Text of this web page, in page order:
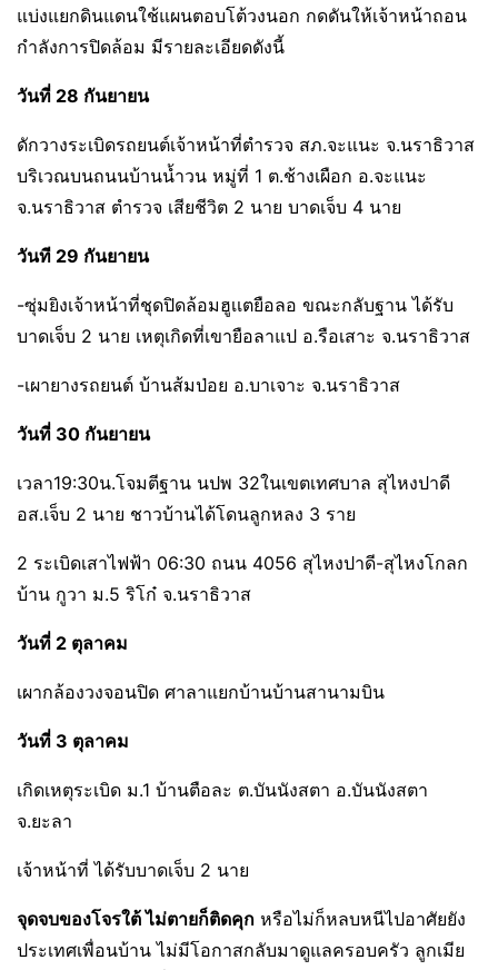
แบ่งแยกดินแดนใช้แผนตอบโต้วงนอก กดดันให้เจ้าหน้าถอน
กำลังการปิดล้อม มีรายละเอียดดังนี้
วันที่ 28 กันยายน
ดักวางระเบิดรถยนต์เจ้าหน้าที่ตำรวจ สภ.จะแนะ จ.นราธิวาส
บริเวณบนถนนบ้านน้ำวน หมู่ที่ 1 ต.ช้างเผือก อ.จะแนะ
จ.นราธิวาส ตำรวจ เสียชีวิต 2 นาย บาดเจ็บ 4 นาย
วันที 29 กันยายน
-ซุ่มยิงเจ้าหน้าที่ชุดปิดล้อมฮูเเตยือลอ ขณะกลับฐาน ได้รับ
บาดเจ็บ 2 นาย เหตุเกิดที่เขายือลาแป อ.รือเสาะ จ.นราธิวาส
-เผายางรถยนต์ บ้านส้มป่อย อ.บาเจาะ จ.นราธิวาส
วันที่ 30 กันยายน
เวลา19:30น.โจมตีฐาน นปพ 32ในเขตเทศบาล สุไหงปาดี
อส.เจ็บ 2 นาย ชาวบ้านได้โดนลูกหลง 3 ราย
2 ระเบิดเสาไฟฟ้า 06:30 ถนน 4056 สุไหงปาดี-สุไหงโกลก
บ้าน กูวา ม.5 ริโก๋ จ.นราธิวาส
วันที่ 2 ตุลาคม
เผากล้องวงจอนปิด ศาลาแยกบ้านบ้านสานามบิน
วันที่ 3 ตุลาคม
เกิดเหตุระเบิด ม.1 บ้านตือละ ต.บันนังสตา อ.บันนังสตา
จ.ยะลา
เจ้าหน้าที่ ได้รับบาดเจ็บ 2 นาย
จุดจบของโจรใต้ ไม่ตายก็ติดคุก หรือไม่ก็หลบหนีไปอาศัยยัง
ประเทศเพื่อนบ้าน ไม่มีโอกาสกลับมาดูแลครอบครัว ลูกเมีย